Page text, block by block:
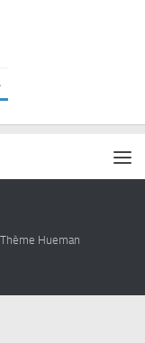
Thème Hueman